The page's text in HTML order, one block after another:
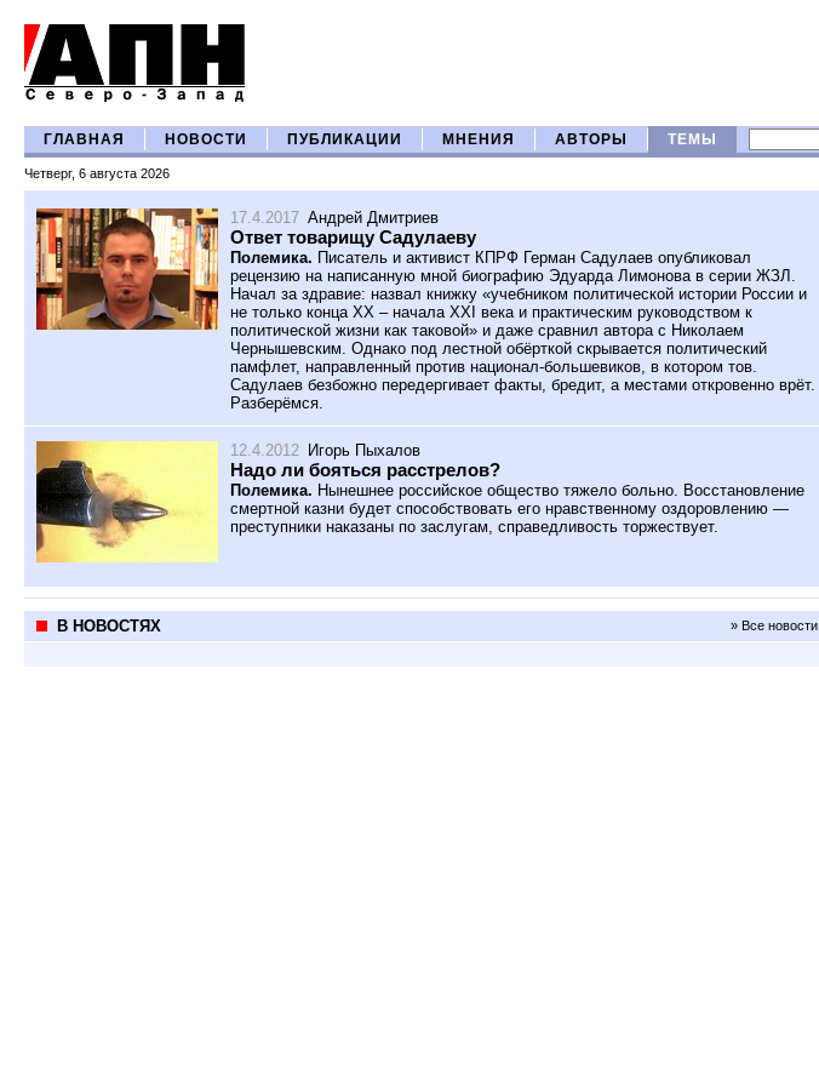
ГЛАВНАЯ НОВОСТИ ПУБЛИКАЦИИ МНЕНИЯ АВТОРЫ ТЕМЫ
Четверг, 6 августа 2026
17.4.2017 Андрей Дмитриев
Ответ товарищу Садулаеву
Полемика. Писатель и активист КПРФ Герман Садулаев опубликовал
рецензию на написанную мной биографию Эдуарда Лимонова в серии ЖЗЛ.
Начал за здравие: назвал книжку «учебником политической истории России и
не только конца XX – начала XXI века и практическим руководством к
политической жизни как таковой» и даже сравнил автора с Николаем
Чернышевским. Однако под лестной обёрткой скрывается политический
памфлет, направленный против национал-большевиков, в котором тов.
Садулаев безбожно передергивает факты, бредит, а местами откровенно врёт.
Разберёмся.
12.4.2012 Игорь Пыхалов
Надо ли бояться расстрелов?
Полемика. Нынешнее российское общество тяжело больно. Восстановление
смертной казни будет способствовать его нравственному оздоровлению —
преступники наказаны по заслугам, справедливость торжествует.
В НОВОСТЯХ » Все новости